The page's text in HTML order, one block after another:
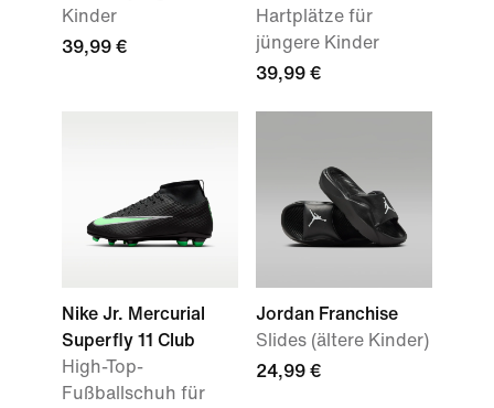
Kinder
39,99 €
Hartplätze für
jüngere Kinder
39,99 €
Nike Jr. Mercurial
Superfly 11 Club
High-Top-
Fußballschuh für
Jordan Franchise
Slides (ältere Kinder)
24,99 €